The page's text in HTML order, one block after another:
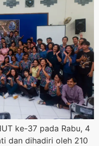
ke-37 pada Rabu, 4
dan dihadiri oleh 210